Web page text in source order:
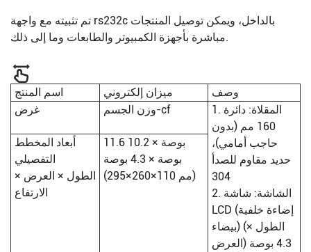
تم تثبيته مع واجهة rs232c بالداخل، ويمكن توصيل المنتجات
مباشرة بأجهزة الكمبيوتر والطابعات وما إلى ذلك.
اسم المنتج ميزان إلكتروني
وصف
غرض
وزن الجسم-cf
1. المقلاة: دائرة
160 مم (بدون
حاجب أمامي)،
حديد مقاوم للصدأ
304
2. الشاشة: شاشة
LCD (إضاءة خلفية
بيضاء) (الطول ×
العرض) 4.3 بوصة
أبعاد المخطط
التفصيلي
الطول × العرض ×
الارتفاع
11.6 بوصة × 10.2
بوصة × 4.3 بوصة
(295×260×110 مم)